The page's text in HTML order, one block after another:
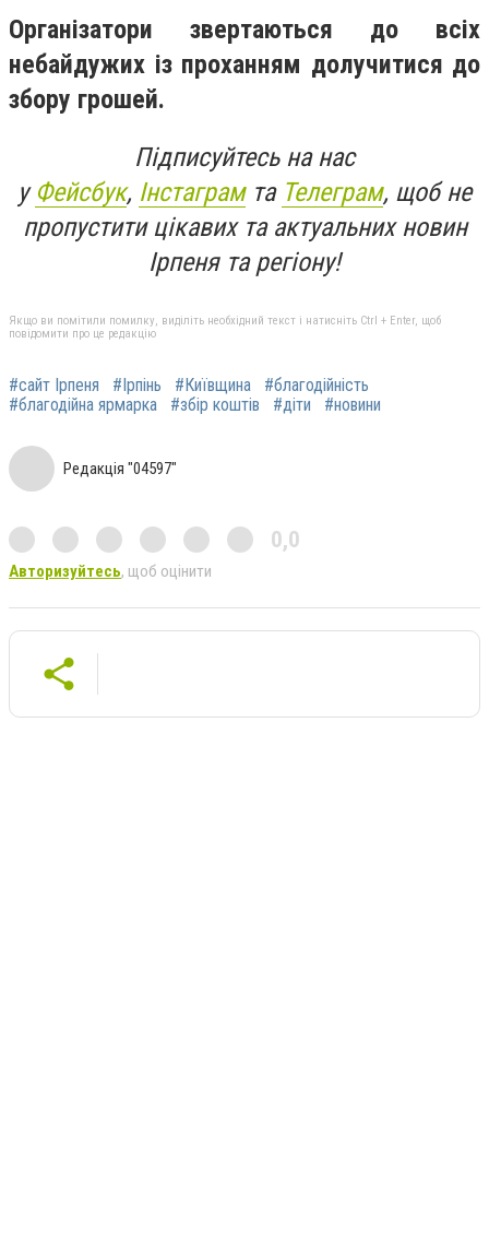
Організатори звертаються до всіх
небайдужих із проханням долучитися до
збору грошей.
Підписуйтесь на нас
у Фейсбук, Інстаграмта Телеграм, щоб не
пропустити цікавих та актуальних новин
Ірпеня та регіону!
Якщо ви помітили помилку, виділіть необхідний текст і натисніть Ctrl + Enter, щоб
повідомити про це редакцію
#сайт Ірпеня #Ірпінь #Київщина
#благодійність
#благодійна ярмарка
#збір коштів #діти #новини
Редакція "04597"
0,0
Авторизуйтесь, щоб оцінити